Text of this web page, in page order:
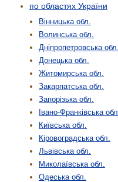
по областях України
Вінницька обл.
Волинська обл.
Дніпропетровська обл.
Донецька обл.
Житомирська обл.
Закарпатська обл.
Запорізька обл.
Івано-Франківська обл.
Київська обл.
Кіровоградська обл.
Львівська обл.
Миколаївська обл.
Одеська обл.